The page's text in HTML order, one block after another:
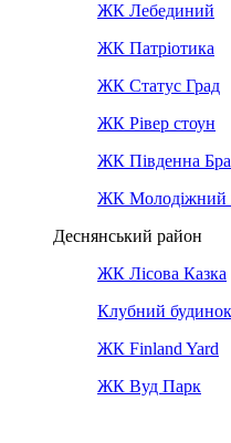
ЖК Лебединий
ЖК Патріотика
ЖК Статус Град
ЖК Рівер стоун
ЖК Південна
ЖК Молодіжний
Деснянський район
ЖК Лісова Казка
Клубний будинок
ЖК Finland Yard
ЖК Вуд Парк